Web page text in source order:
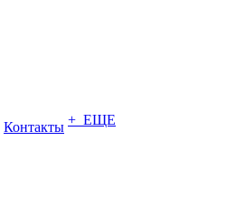
Контакты + ЕЩЕ